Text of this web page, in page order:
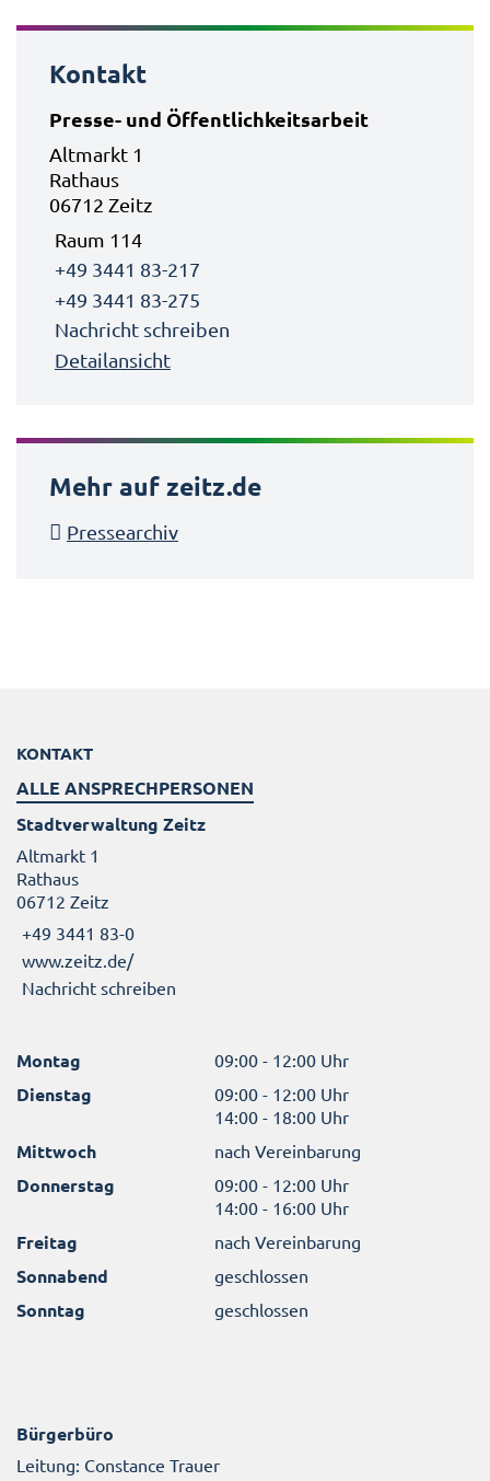
Kontakt
Presse- und Öffentlichkeitsarbeit
Altmarkt 1
Rathaus
06712 Zeitz
Raum 114
+49 3441 83-217
+49 3441 83-275
Nachricht schreiben
Detailansicht
Mehr auf zeitz.de
Pressearchiv
KONTAKT
ALLE ANSPRECHPERSONEN
Stadtverwaltung Zeitz
Altmarkt 1
Rathaus
06712 Zeitz
+49 3441 83-0
www.zeitz.de/
Nachricht schreiben
Montag 09:00 - 12:00 Uhr
Dienstag
09:00 - 12:00 Uhr
14:00 - 18:00 Uhr
Mittwoch nach Vereinbarung
Donnerstag
09:00 - 12:00 Uhr
14:00 - 16:00 Uhr
Freitag nach Vereinbarung
Sonnabend geschlossen
Sonntag geschlossen
Bürgerbüro
Leitung: Constance Trauer